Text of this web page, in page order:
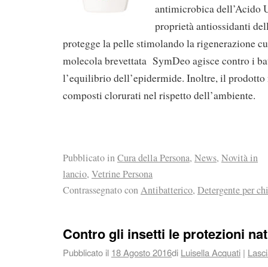
antimicrobica dell’Acido
proprietà antiossidanti
protegge la pelle stimolando la rigenerazione
molecola brevettata SymDeo agisce contro i
l’equilibrio dell’epidermide. Inoltre, il prodotto
composti clorurati nel rispetto dell’ambiente.
Pubblicato inCura della Persona, News, Novità in
lancio, Vetrine Persona
Contrassegnato conAntibatterico, Detergente per
Contro gli insetti le protezioni
Pubblicato il 18 Agosto 2016di Luisella Acquati |